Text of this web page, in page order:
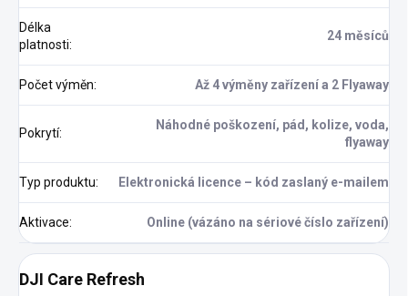
Délka
platnosti:
24 měsíců
Počet výměn: Až 4 výměny zařízení a 2 Flyaway
Pokrytí:
Náhodné poškození, pád, kolize, voda,
flyaway
Typ produktu: Elektronická licence – kód zaslaný e-mailem
Aktivace: Online (vázáno na sériové číslo zařízení)
DJI Care Refresh